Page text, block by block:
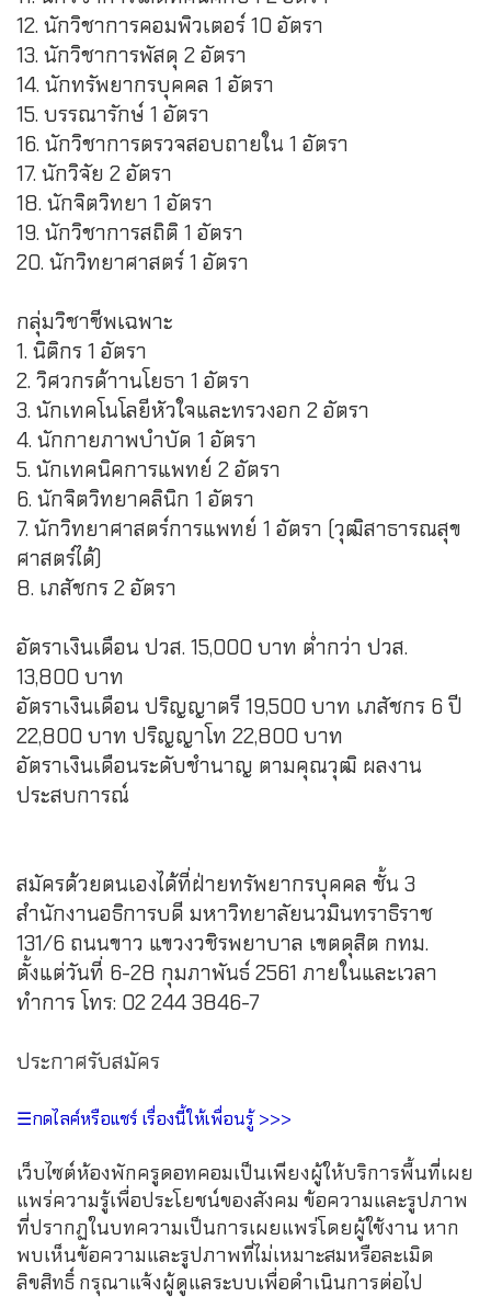
12. นักวิชาการคอมพิวเตอร์ 10 อัตรา
13. นักวิชาการพัสดุ 2 อัตรา
14. นักทรัพยากรบุคคล 1 อัตรา
15. บรรณารักษ์ 1 อัตรา
16. นักวิชาการตรวจสอบถายใน 1 อัตรา
17. นักวิจัย 2 อัตรา
18. นักจิตวิทยา 1 อัตรา
19. นักวิชาการสถิติ 1 อัตรา
20. นักวิทยาศาสตร์ 1 อัตรา
กลุ่มวิชาชีพเฉพาะ
1. นิติกร 1 อัตรา
2. วิศวกรด้าานโยธา 1 อัตรา
3. นักเทคโนโลยีหัวใจและทรวงอก 2 อัตรา
4. นักกายภาพบำบัด 1 อัตรา
5. นักเทคนิคการแพทย์ 2 อัตรา
6. นักจิตวิทยาคลินิก 1 อัตรา
7. นักวิทยาศาสตร์การแพทย์ 1 อัตรา (วุฒิสาธารณสุข
ศาสตร์ได้)
8. เภสัชกร 2 อัตรา
อัตราเงินเดือน ปวส. 15,000 บาท ต่ำกว่า ปวส.
13,800 บาท
อัตราเงินเดือน ปริญญาตรี 19,500 บาท เภสัชกร 6 ปี
22,800 บาท ปริญญาโท 22,800 บาท
อัตราเงินเดือนระดับชำนาญ ตามคุณวุฒิ ผลงาน
ประสบการณ์
สมัครด้วยตนเองได้ที่ฝ่ายทรัพยากรบุคคล ชั้น 3
สำนักงานอธิการบดี มหาวิทยาลัยนวมินทราธิราช
131/6 ถนนขาว แขวงวชิรพยาบาล เขตดุสิต กทม.
ตั้งแต่วันที่ 6-28 กุมภาพันธ์ 2561 ภายในและเวลา
ทำการ โทร: 02 244 3846-7
ประกาศรับสมัคร
☰กดไลค์หรือแชร์ เรื่องนี้ให้เพื่อนรู้ >>>
เว็บไซต์ห้องพักครูดอทคอมเป็นเพียงผู้ให้บริการพื้นที่เผย
แพร่ความรู้เพื่อประโยชน์ของสังคม ข้อความและรูปภาพ
ที่ปรากฏในบทความเป็นการเผยแพร่โดยผู้ใช้งาน หาก
พบเห็นข้อความและรูปภาพที่ไม่เหมาะสมหรือละเมิด
ลิขสิทธิ์ กรุณาแจ้งผู้ดูแลระบบเพื่อดำเนินการต่อไป